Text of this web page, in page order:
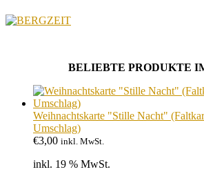
BELIEBTE PRODUKTE
Weihnachtskarte "Stille Nacht"
Umschlag)
€3,00 inkl. MwSt.
inkl. 19 % MwSt.